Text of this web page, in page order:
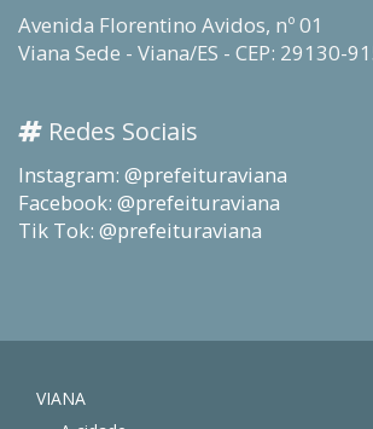
Avenida Florentino Avidos, nº 01
Viana Sede - Viana/ES - CEP: 29130-
Redes Sociais
Instagram: @prefeituraviana
Facebook: @prefeituraviana
Tik Tok: @prefeituraviana
VIANA